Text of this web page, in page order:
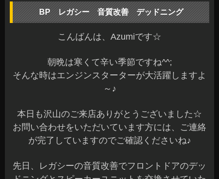
です☆
サービスホールを埋めるだけのデッドニングでは
なく、制振が必要な部分を施工することによって
スピーカーユニットはアルパイン社で当店で在庫
のみの特価販売しているセパレートタイプに交換
ツィーターは専用ツィーターパネルで純正位置に
インストールしました
純正を加工して取付もできますが、ご予算を少し
でも下げたい時にはキットの使用をお勧めしてい